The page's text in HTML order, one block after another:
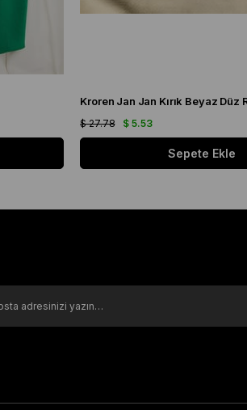
$ 5.53
$ 27.78
Sepete Ekle